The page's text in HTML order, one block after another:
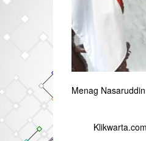
Menag
Klikwarta.com